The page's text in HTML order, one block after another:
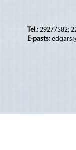
Tel.: 29277582;
E-pasts: